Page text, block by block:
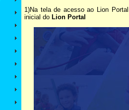
1)Na tela de acesso ao Lion
inicial do Lion Portal